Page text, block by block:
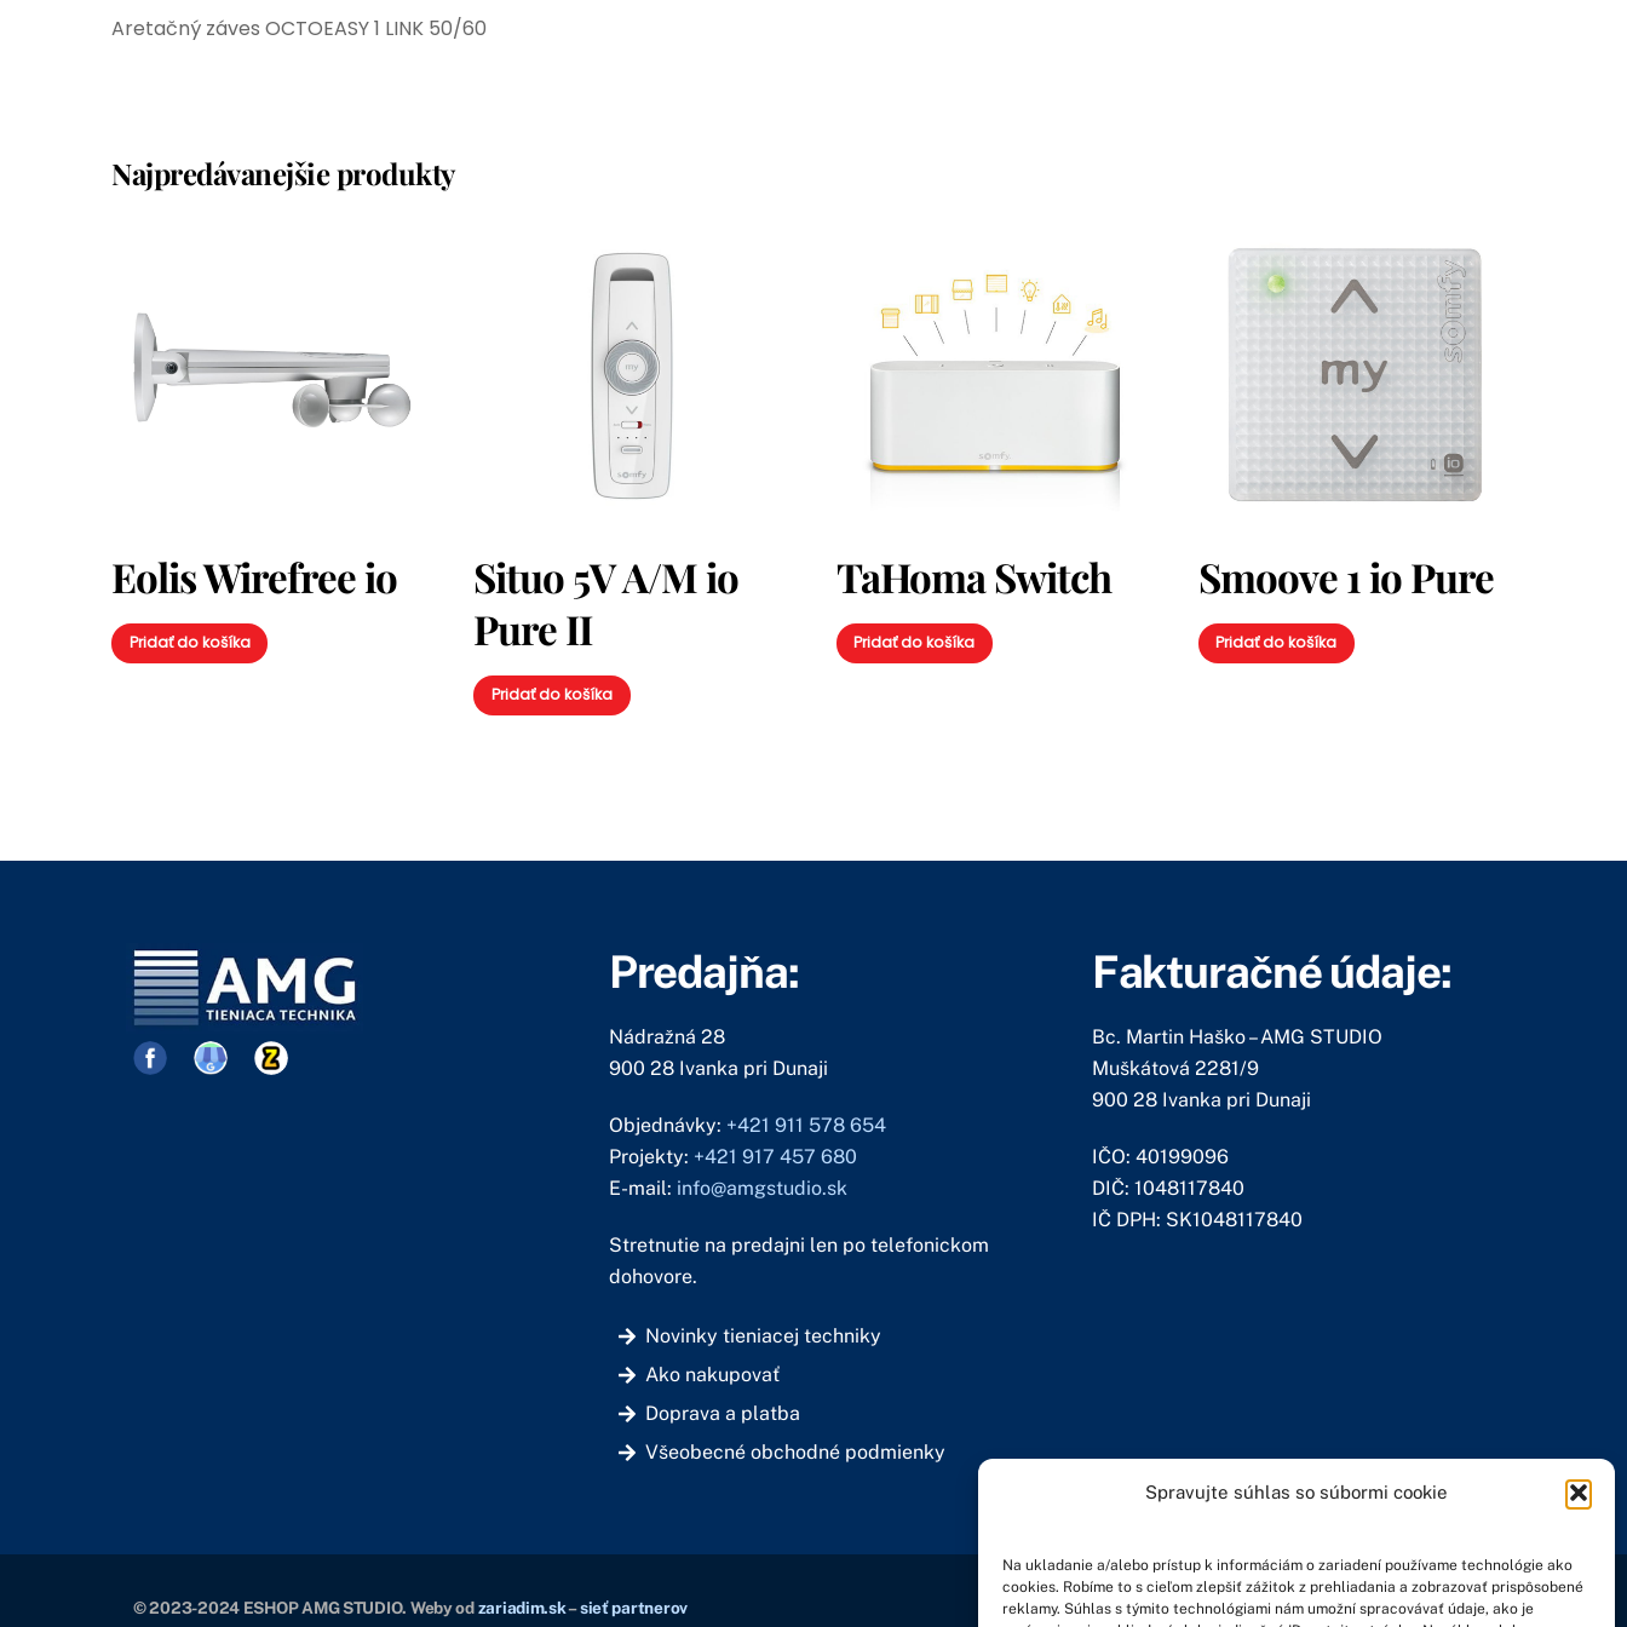
Spravujte súhlas so súbormi cookie
Na ukladanie a/alebo prístup k informáciám o zariadení používame technológie ako
cookies. Robíme to s cieľom zlepšiť zážitok z prehliadania a zobrazovať prispôsobené
reklamy. Súhlas s týmito technológiami nám umožní spracovávať údaje, ako je
Aretačný záves OCTOEASY 1 LINK 50/60
Najpredávanejšie produkty
Eolis Wirefree io
Pridať do košíka
Situo 5V A/M io
Pure II
Pridať do košíka
TaHoma Switch
Pridať do košíka
Smoove 1 io Pure
Pridať do košíka
Predajňa:
Nádražná 28
900 28 Ivanka pri Dunaji
Objednávky: +421 911 578 654
Projekty: +421 917 457 680
E-mail: info@amgstudio.sk
Stretnutie na predajni len po telefonickom
dohovore.
Novinky tieniacej techniky
Ako nakupovať
Doprava a platba
Všeobecné obchodné podmienky
Fakturačné údaje:
Bc. Martin Haško – AMG STUDIO
Muškátová 2281/9
900 28 Ivanka pri Dunaji
IČO: 40199096
DIČ: 1048117840
IČ DPH: SK1048117840
© 2023-2024 ESHOP AMG STUDIO. Weby odzariadim.sk–sieť partnerov
POLITIKA COOKIES
ZÁSADY SPRACÚVANIA OSOBNÝCH
ÚDAJOV